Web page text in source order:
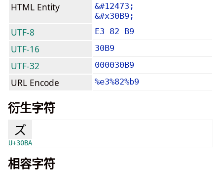
HTML Entity
&#12473;
&#x30B9;
UTF-8 E3 82 B9
UTF-16 30B9
UTF-32 000030B9
URL Encode %e3%82%b9
衍生字符
ズ
U+30BA
相容字符